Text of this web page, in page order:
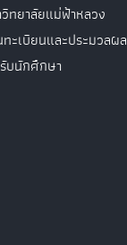
ทยาลัยแม่ฟ้าหลวง
ะเบียนและประมวลผล
บนักศึกษา